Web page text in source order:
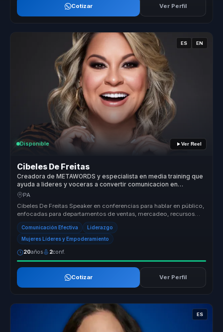
Cotizar Ver Perfil
ES EN
Disponible Ver Reel
Cibeles De Freitas
Creadora de METAWORDS y especialista en media training que
ayuda a lideres y voceras a convertir comunicacion en
influencia, autoridad y visibilidad.
PA
Cibeles De Freitas Speaker en conferencias para hablar en público,
enfocadas para departamentos de ventas, mercadeo, recursos
humanos, at...
Comunicación Efectiva Liderazgo
Mujeres Líderes y Empoderamiento
20años 2conf.
Cotizar Ver Perfil
ES